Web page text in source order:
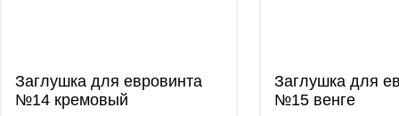
Заглушка для евровинта
№14 кремовый
Заглушка для
№15 венге